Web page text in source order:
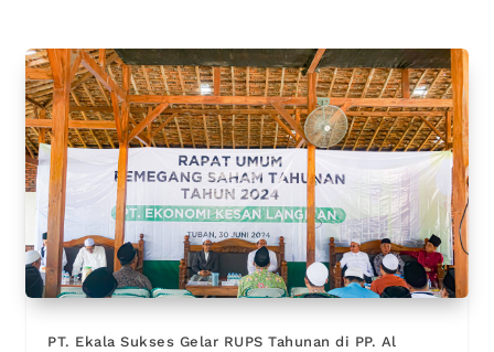
PT. Ekala Sukses Gelar RUPS Tahunan di PP. Al